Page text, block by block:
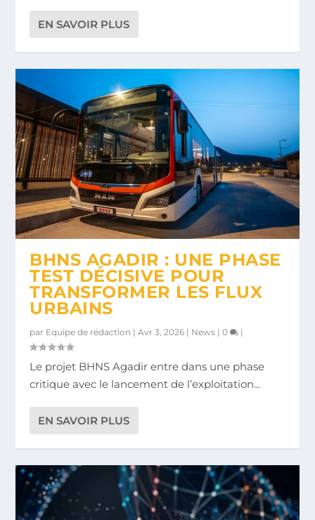
EN SAVOIR PLUS
BHNS AGADIR : UNE PHASE
TEST DÉCISIVE POUR
TRANSFORMER LES FLUX
URBAINS
par Equipe de rédaction |Avr 3, 2026 | News |0 |
Le projet BHNS Agadir entre dans une phase
critique avec le lancement de l’exploitation...
EN SAVOIR PLUS